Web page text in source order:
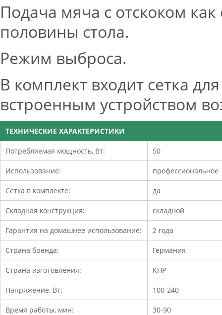
Подача мяча с отскоком
половины стола.
Режим выброса.
В комплект входит сетка
встроенным устройством
ТЕХНИЧЕСКИЕ ХАРАКТЕРИСТИКИ
Потребляемая мощность, Вт: 50
Использование: профессиональное
Сетка в комплекте: да
Складная конструкция: складной
Гарантия на домашнее использование: 2 года
Страна бренда: Германия
Страна изготовления: КНР
Напряжение, Вт: 100-240
Время работы, мин: 30-90